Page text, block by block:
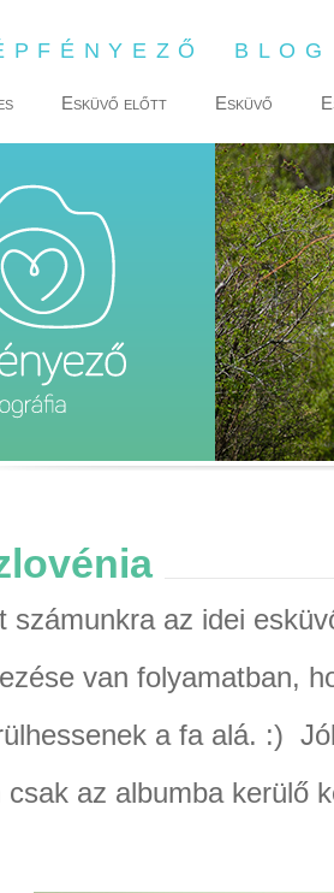
Esküvő előtt Esküvő
számunkra az idei
van folyamatban,
a fa alá. :)
az albumba kerülő